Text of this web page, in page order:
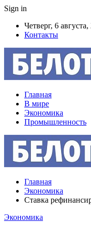
Sign in
Четверг, 6
Контакты
Главная
В мире
Экономика
Промышленность
Главная
Экономика
Ставка
Экономика